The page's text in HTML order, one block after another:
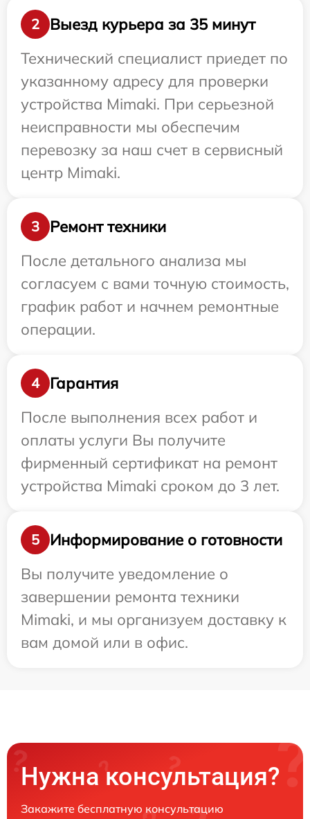
2
Выезд курьера за 35 минут
Технический специалист приедет по
указанному адресу для проверки
устройства Mimaki. При серьезной
неисправности мы обеспечим
перевозку за наш счет в сервисный
центр Mimaki.
3
Ремонт техники
После детального анализа мы
согласуем с вами точную стоимость,
график работ и начнем ремонтные
операции.
4
Гарантия
После выполнения всех работ и
оплаты услуги Вы получите
фирменный сертификат на ремонт
устройства Mimaki сроком до 3 лет.
5
Информирование о готовности
Вы получите уведомление о
завершении ремонта техники
Mimaki, и мы организуем доставку к
вам домой или в офис.
Нужна консультация?
Закажите бесплатную консультацию